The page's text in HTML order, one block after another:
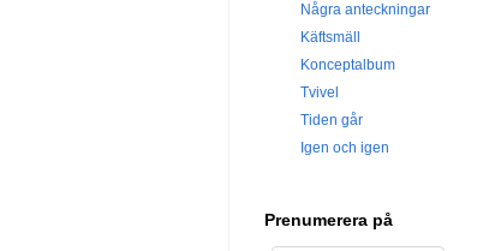
Några anteckningar
Käftsmäll
Konceptalbum
Tvivel
Tiden går
Igen och igen
Prenumerera på